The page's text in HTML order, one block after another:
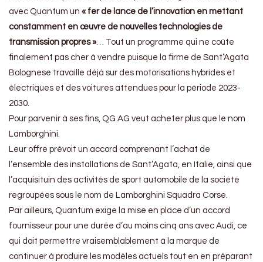
avec Quantum un « fer de lance de l’innovation en mettant
constamment en œuvre de nouvelles technologies de
transmission propres »… Tout un programme qui ne coûte
finalement pas cher à vendre puisque la firme de Sant’Agata
Bolognese travaille déjà sur des motorisations hybrides et
électriques et des voitures attendues pour la période 2023-
2030.
Pour parvenir à ses fins, QG AG veut acheter plus que le nom
Lamborghini.
Leur offre prévoit un accord comprenant l’achat de
l’ensemble des installations de Sant’Agata, en Italie, ainsi que
l’acquisituin des activités de sport automobile de la société
regroupées sous le nom de Lamborghini Squadra Corse.
Par ailleurs, Quantum exige la mise en place d’un accord
fournisseur pour une durée d’au moins cinq ans avec Audi, ce
qui doit permettre vraisemblablement à la marque de
continuer à produire les modèles actuels tout en en préparant